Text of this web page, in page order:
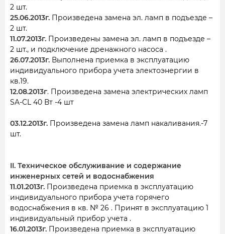
2 шт.
25.06.2013г. Произведена замена эл. ламп в подъезде –
2 шт.
11.07.2013г. Произведены замена эл. ламп в подъезде –
2 шт., и подключение дренажного насоса .
26.07.2013г. Выполнена приемка в эксплуатацию
индивидуального прибора учета электоэнергии в
кв.19.
12.08.2013г. Произведена замена электрических ламп
SA-CL 40 Вт -4 шт
03.12.2013г. Произведена замена ламп накаливания.-7
шт.
II. Техническое обслуживание и содержание
инженерных сетей и водоснабжения
11.01.2013г. Произведена приемка в эксплуатацию
индивидуального прибора учета горячего
водоснабжения в кв. № 26 . Принят в эксплуатацию 1
индивидуальный прибор учета .
16.01.2013г. Произведена приемка в эксплуатацию